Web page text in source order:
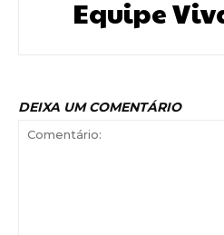
Equipe
DEIXA UM COMENTÁRIO